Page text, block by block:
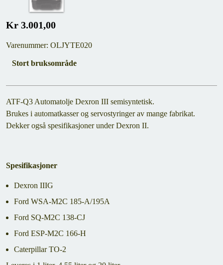
Kr 3.001,00
Varenummer: OLJYTE020
Stort bruksområde
ATF-Q3 Automatolje Dexron III semisyntetisk.
Brukes i automatkasser og servostyringer av mange fabrikat.
Dekker også spesifikasjoner under Dexron II.
Spesifikasjoner
Dexron IIIG
Ford WSA-M2C 185-A/195A
Ford SQ-M2C 138-CJ
Ford ESP-M2C 166-H
Caterpillar TO-2